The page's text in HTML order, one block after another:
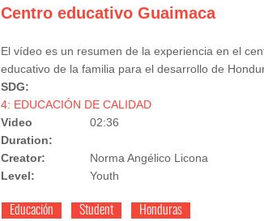
Centro educativo Guaimaca
El vídeo es un resumen de la experiencia en el
educativo de la familia para el desarrollo de
SDG:
4: EDUCACIÓN DE CALIDAD
Video
Duration:
02:36
Creator:
Norma Angélico Licona
Level:
Youth
Educación Student Honduras